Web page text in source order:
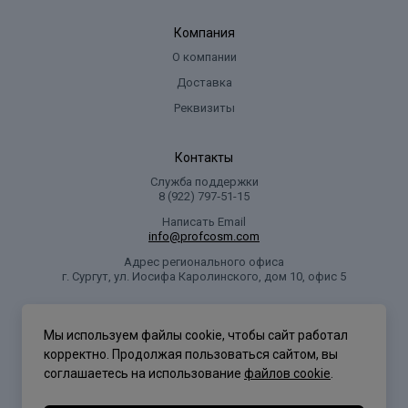
Компания
О компании
Доставка
Реквизиты
Контакты
Служба поддержки
8 (922) 797‑51-15
Написать Email
info@profcosm.com
Адрес регионального офиса
г. Сургут, ул. Иосифа Каролинского, дом 10, офис 5
Мы используем файлы cookie, чтобы сайт работал
корректно. Продолжая пользоваться сайтом, вы
соглашаетесь на использование файлов cookie